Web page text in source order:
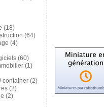
(18)
(64)
(4)
(60)
(1)
container(2)
(2)
(2)